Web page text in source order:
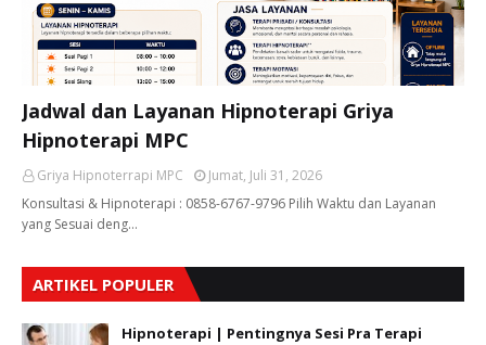
Jadwal dan Layanan Hipnoterapi Griya
Hipnoterapi MPC
Griya Hipnoterrapi MPC
Jumat, Juli 31, 2026
Konsultasi & Hipnoterapi : 0858-6767-9796 Pilih Waktu dan Layanan
yang Sesuai deng…
ARTIKEL POPULER
Hipnoterapi | Pentingnya Sesi Pra Terapi